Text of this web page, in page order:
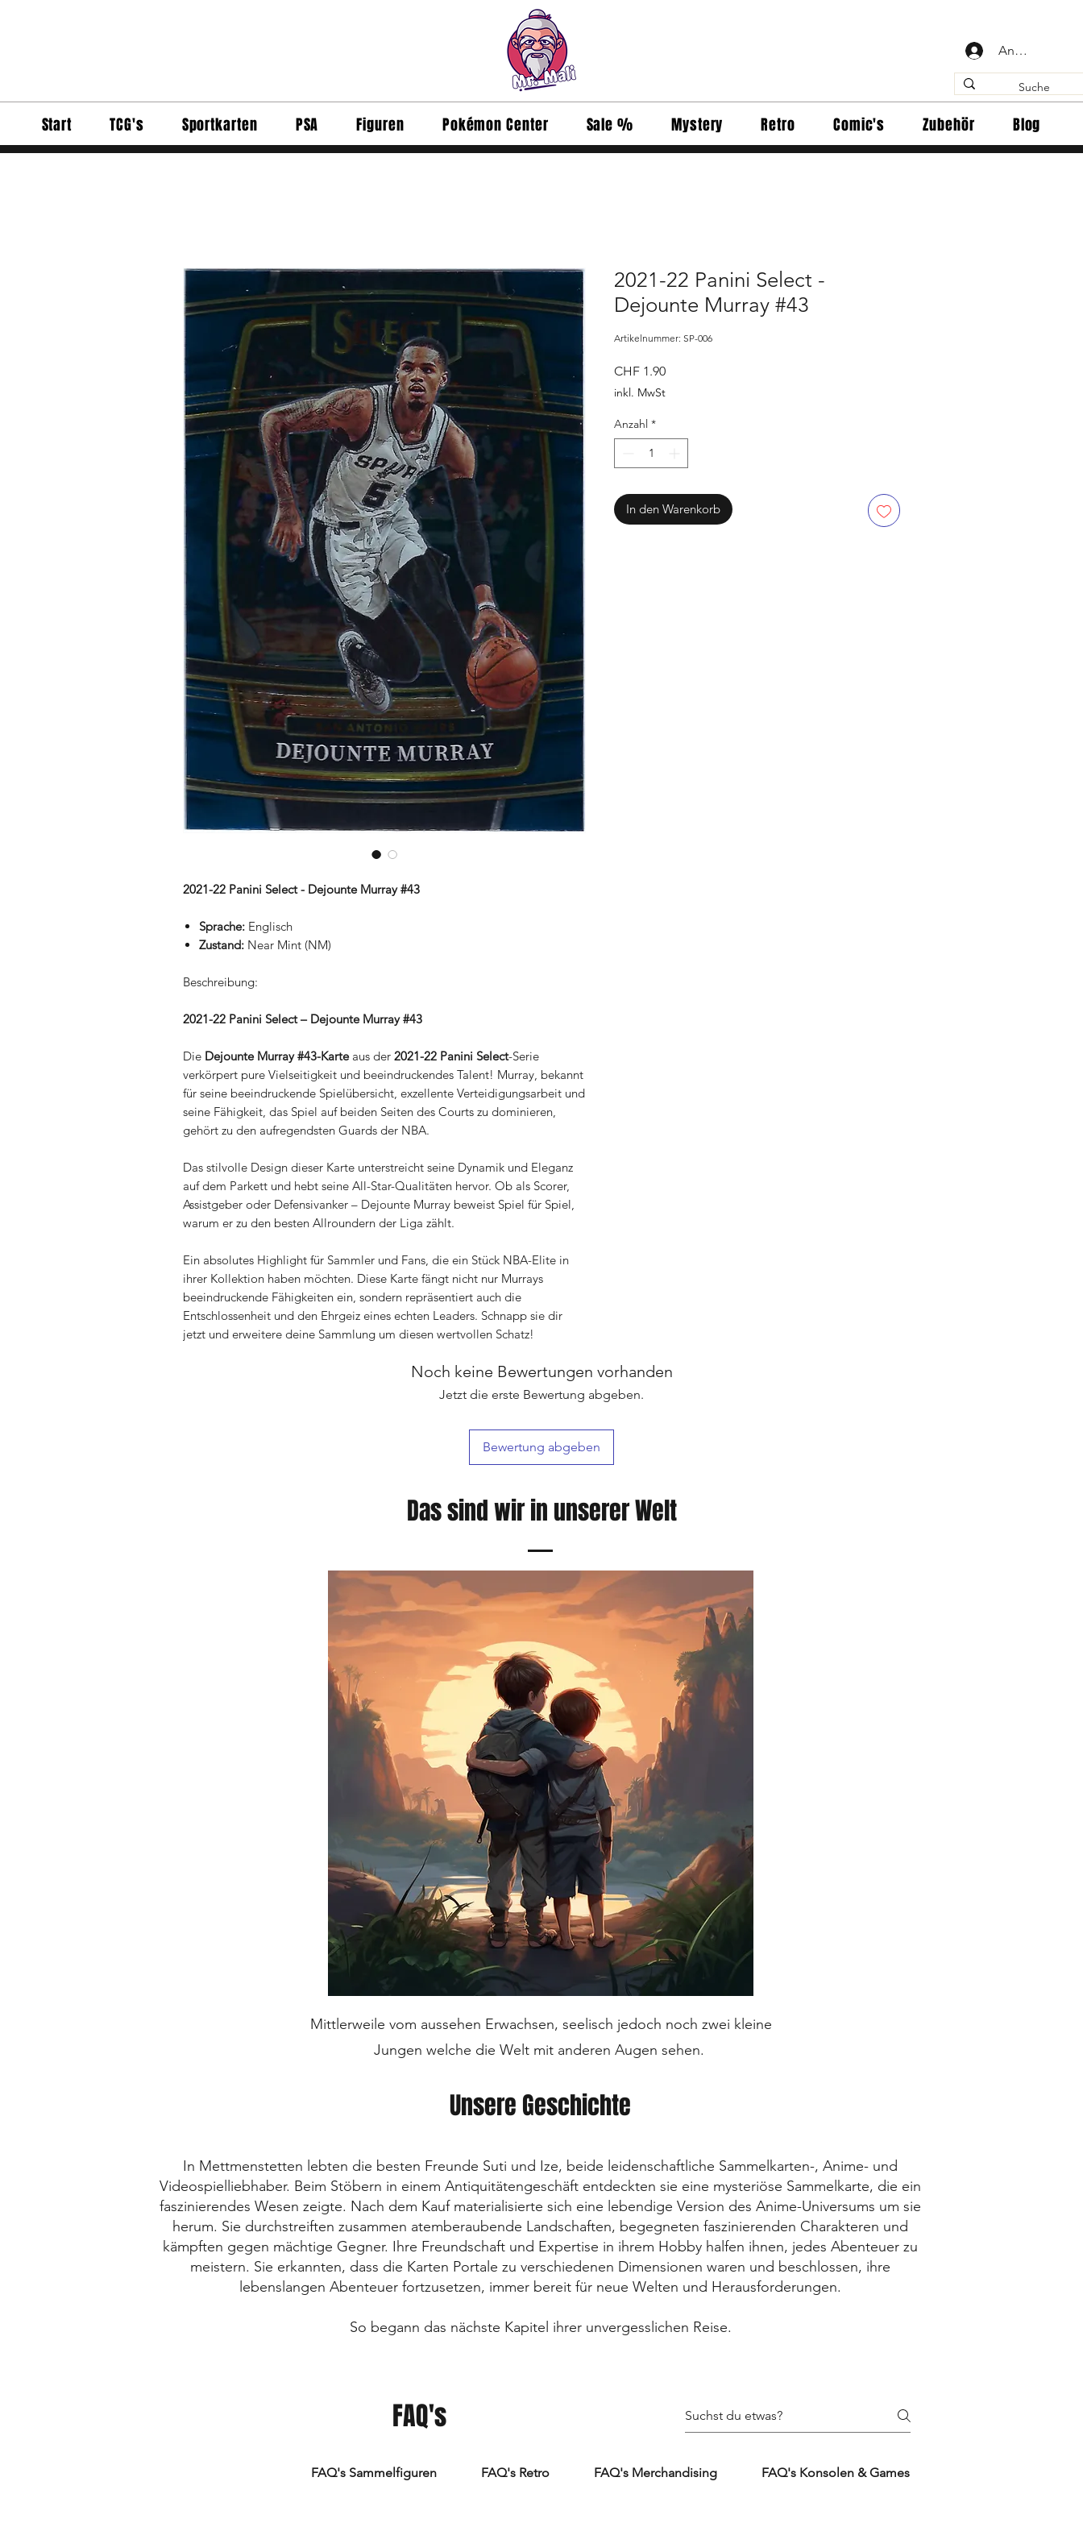
Anmelden
Start TCG's Sportkarten PSA Figuren Pokémon Center Sale % Mystery Retro Comic's Zubehör Blog
2021-22 Panini Select - Dejounte Murray #43
Sprache: Englisch
Zustand: Near Mint (NM)
Beschreibung:
2021-22 Panini Select – Dejounte Murray #43
Die Dejounte Murray #43-Karteaus der 2021-22 Panini Select-Serie
verkörpert pure Vielseitigkeit und beeindruckendes Talent! Murray, bekannt
für seine beeindruckende Spielübersicht, exzellente Verteidigungsarbeit und
seine Fähigkeit, das Spiel auf beiden Seiten des Courts zu dominieren,
gehört zu den aufregendsten Guards der NBA.
Das stilvolle Design dieser Karte unterstreicht seine Dynamik und Eleganz
auf dem Parkett und hebt seine All-Star-Qualitäten hervor. Ob als Scorer,
Assistgeber oder Defensivanker – Dejounte Murray beweist Spiel für Spiel,
warum er zu den besten Allroundern der Liga zählt.
Ein absolutes Highlight für Sammler und Fans, die ein Stück NBA-Elite in
ihrer Kollektion haben möchten. Diese Karte fängt nicht nur Murrays
beeindruckende Fähigkeiten ein, sondern repräsentiert auch die
Entschlossenheit und den Ehrgeiz eines echten Leaders. Schnapp sie dir
jetzt und erweitere deine Sammlung um diesen wertvollen Schatz!
2021-22 Panini Select -
Dejounte Murray #43
Artikelnummer: SP-006
CHF 1.90Preis
inkl. MwSt
Anzahl *
In den Warenkorb
Noch keine Bewertungen vorhanden
Jetzt die erste Bewertung abgeben.
Bewertung abgeben
Das sind wir in unserer Welt
Mittlerweile vom aussehen Erwachsen, seelisch jedoch noch zwei kleine
Jungen welche die Welt mit anderen Augen sehen.
Unsere Geschichte
In Mettmenstetten lebten die besten Freunde Suti und Ize, beide leidenschaftliche Sammelkarten-, Anime- und
Videospielliebhaber. Beim Stöbern in einem Antiquitätengeschäft entdeckten sie eine mysteriöse Sammelkarte, die ein
faszinierendes Wesen zeigte. Nach dem Kauf materialisierte sich eine lebendige Version des Anime-Universums um sie
herum. Sie durchstreiften zusammen atemberaubende Landschaften, begegneten faszinierenden Charakteren und
kämpften gegen mächtige Gegner. Ihre Freundschaft und Expertise in ihrem Hobby halfen ihnen, jedes Abenteuer zu
meistern. Sie erkannten, dass die Karten Portale zu verschiedenen Dimensionen waren und beschlossen, ihre
lebenslangen Abenteuer fortzusetzen, immer bereit für neue Welten und Herausforderungen.
So begann das nächste Kapitel ihrer unvergesslichen Reise.
FAQ's
FAQ's Sammelfiguren FAQ's Retro FAQ's Merchandising FAQ's Konsolen & Games